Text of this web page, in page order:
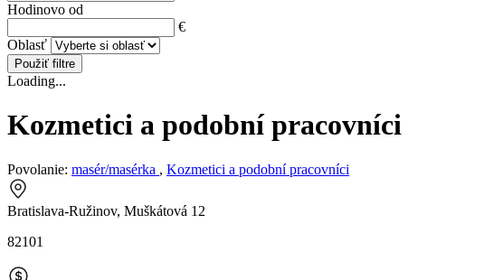
Hodinovo od
€
Oblasť
Použiť filtre
Loading...
Kozmetici a podobní pracovníci
Povolanie: masér/masérka , Kozmetici a podobní pracovníci
Bratislava-Ružinov, Muškátová 12
82101